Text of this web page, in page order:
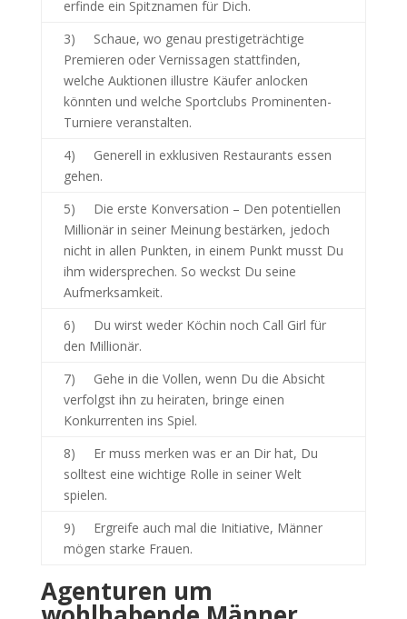
erfinde ein Spitznamen für Dich.
3) Schaue, wo genau prestigeträchtige
Premieren oder Vernissagen stattfinden,
welche Auktionen illustre Käufer anlocken
könnten und welche Sportclubs Prominenten-
Turniere veranstalten.
4) Generell in exklusiven Restaurants essen
gehen.
5) Die erste Konversation – Den potentiellen
Millionär in seiner Meinung bestärken, jedoch
nicht in allen Punkten, in einem Punkt musst Du
ihm widersprechen. So weckst Du seine
Aufmerksamkeit.
6) Du wirst weder Köchin noch Call Girl für
den Millionär.
7) Gehe in die Vollen, wenn Du die Absicht
verfolgst ihn zu heiraten, bringe einen
Konkurrenten ins Spiel.
8) Er muss merken was er an Dir hat, Du
solltest eine wichtige Rolle in seiner Welt
spielen.
9) Ergreife auch mal die Initiative, Männer
mögen starke Frauen.
Agenturen um